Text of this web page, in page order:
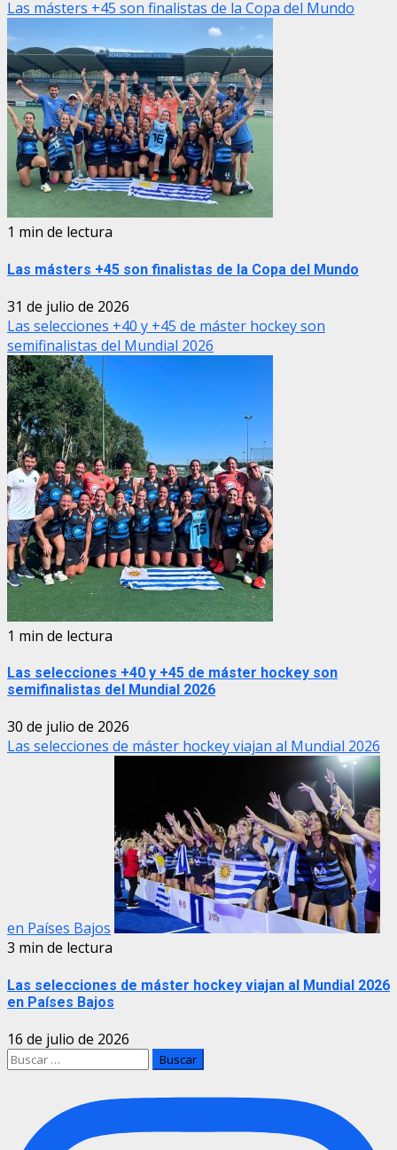
Las másters +45 son finalistas de la Copa del Mundo
1 min de lectura
Las másters +45 son finalistas de la Copa del Mundo
31 de julio de 2026
Las selecciones +40 y +45 de máster hockey son
semifinalistas del Mundial 2026
1 min de lectura
Las selecciones +40 y +45 de máster hockey son
semifinalistas del Mundial 2026
30 de julio de 2026
Las selecciones de máster hockey viajan al Mundial 2026
en Países Bajos
3 min de lectura
Las selecciones de máster hockey viajan al Mundial 2026
en Países Bajos
16 de julio de 2026
Buscar: